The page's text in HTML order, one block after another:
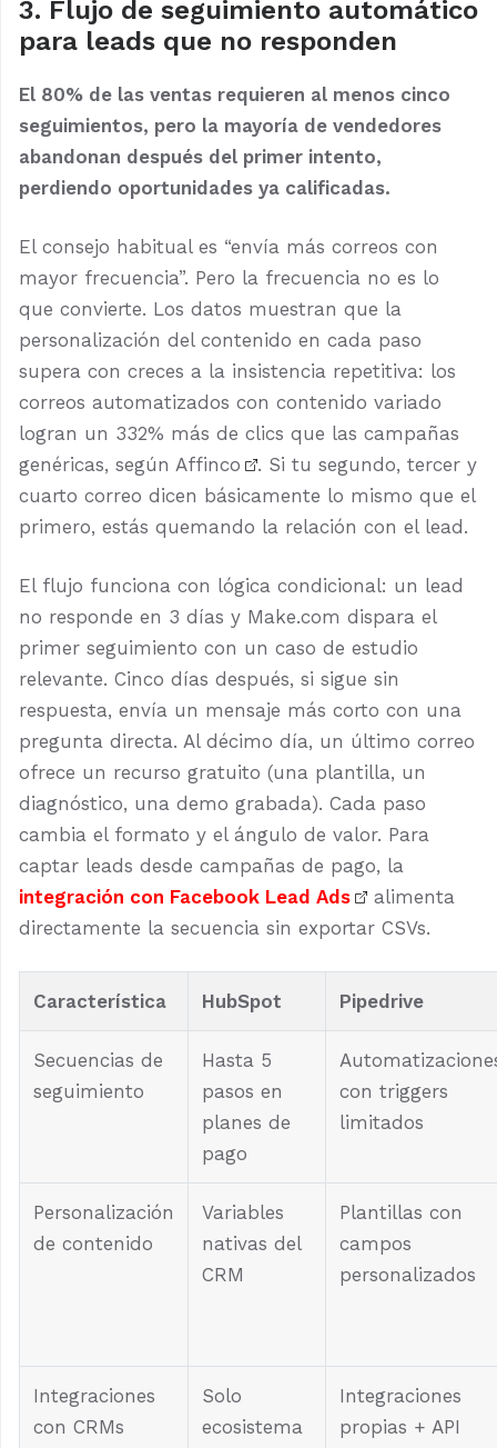
3. Flujo de seguimiento automático
para leads que no responden
El 80% de las ventas requieren al menos cinco
seguimientos, pero la mayoría de vendedores
abandonan después del primer intento,
perdiendo oportunidades ya calificadas.
El consejo habitual es “envía más correos con
mayor frecuencia”. Pero la frecuencia no es lo
que convierte. Los datos muestran que la
personalización del contenido en cada paso
supera con creces a la insistencia repetitiva: los
correos automatizados con contenido variado
logran un 332% más de clics que las campañas
genéricas, según Affinco
. Si tu segundo, tercer y
cuarto correo dicen básicamente lo mismo que el
primero, estás quemando la relación con el lead.
El flujo funciona con lógica condicional: un lead
no responde en 3 días y Make.com dispara el
primer seguimiento con un caso de estudio
relevante. Cinco días después, si sigue sin
respuesta, envía un mensaje más corto con una
pregunta directa. Al décimo día, un último correo
ofrece un recurso gratuito (una plantilla, un
diagnóstico, una demo grabada). Cada paso
cambia el formato y el ángulo de valor. Para
captar leads desde campañas de pago, la
integración con Facebook Lead Ads
alimenta
directamente la secuencia sin exportar CSVs.
Característica HubSpot Pipedrive
Secuencias de
seguimiento
Hasta 5
pasos en
planes de
pago
con triggers
limitados
Personalización
de contenido
Variables
nativas del
CRM
Plantillas con
campos
personalizados
Integraciones
con CRMs
Solo
ecosistema
Integraciones
propias + API